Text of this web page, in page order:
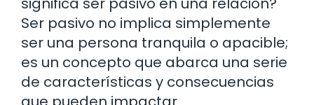
Ser pasivo no implica simplemente
ser una persona tranquila o apacible;
es un concepto que abarca una serie
de características y consecuencias